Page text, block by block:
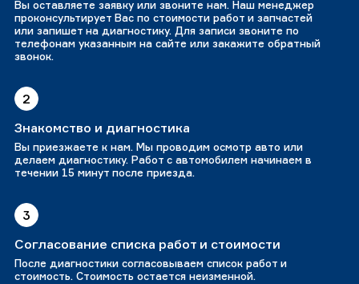
Вы оставляете заявку или звоните нам. Наш менеджер
проконсультирует Вас по стоимости работ и запчастей
или запишет на диагностику. Для записи звоните по
телефонам указанным на сайте или закажите обратный
звонок.
2
Знакомство и диагностика
Вы приезжаете к нам. Мы проводим осмотр авто или
делаем диагностику. Работ с автомобилем начинаем в
течении 15 минут после приезда.
3
Согласование списка работ и стоимости
После диагностики согласовываем список работ и
стоимость. Стоимость остается неизменной.